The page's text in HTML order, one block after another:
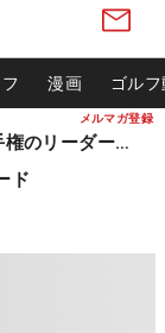
メルマガ登録
漫画 ゴル
松山英樹ら出場 ウィンダム選手権のリーダーボード
ド